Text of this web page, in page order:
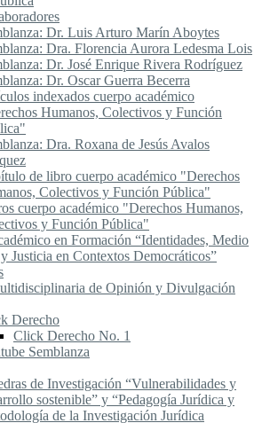
Dr. Luis Arturo Marín Aboytes
Dra. Florencia Aurora Ledesma Lois
Dr. José Enrique Rivera Rodríguez
Dr. Oscar Guerra Becerra
indexados cuerpo académico
Humanos, Colectivos y Función
Dra. Roxana de Jesús Avalos
de libro cuerpo académico "Derechos
Colectivos y Función Pública"
cuerpo académico "Derechos Humanos,
y Función Pública"
en Formación “Identidades, Medio
Justicia en Contextos Democráticos”
de Opinión y Divulgación
Derecho
Click Derecho No. 1
Semblanza
de Investigación “Vulnerabilidades y
sostenible” y “Pedagogía Jurídica y
de la Investigación Jurídica